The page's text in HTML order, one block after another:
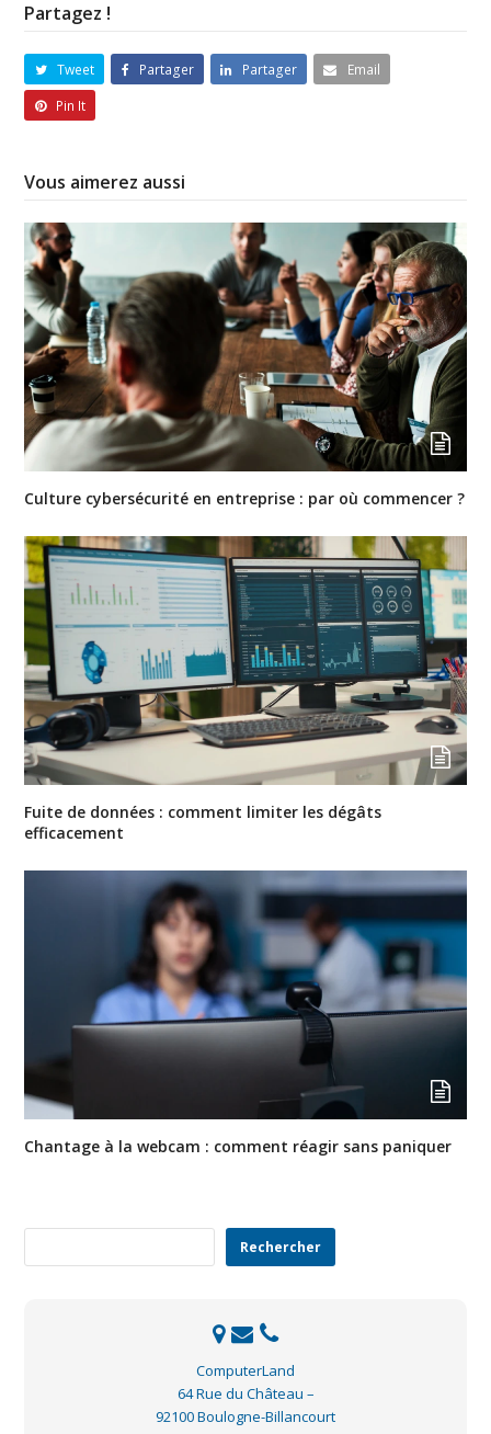
Partagez !
Tweet Partager Partager
Email
Pin It
Vous aimerez aussi
Culture cybersécurité en entreprise : par où commencer ?
Fuite de données : comment limiter les dégâts
efficacement
Chantage à la webcam : comment réagir sans paniquer
Rechercher
ComputerLand
64 Rue du Château –
92100 Boulogne-Billancourt